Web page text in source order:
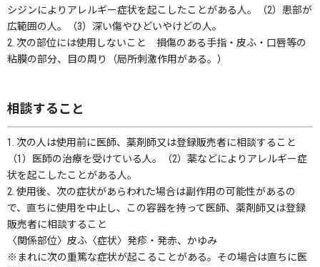
シジンによりアレルギー症状を起こしたことがある人。（2）患部が
広範囲の人。（3）深い傷やひどいやけどの人。
2. 次の部位には使用しないこと 損傷のある手指・皮ふ・口唇等の
粘膜の部分、目の周り（局所刺激作用がある。）
相談すること
1. 次の人は使用前に医師、薬剤師又は登録販売者に相談すること
（1）医師の治療を受けている人。（2）薬などによりアレルギー症
状を起こしたことがある人。
2. 使用後、次の症状があらわれた場合は副作用の可能性があるの
で、直ちに使用を中止し、この容器を持って医師、薬剤師又は登録
販売者に相談すること
〈関係部位〉皮ふ〈症状〉発疹・発赤、かゆみ
※まれに次の重篤な症状が起こることがある。その場合は直ちに医